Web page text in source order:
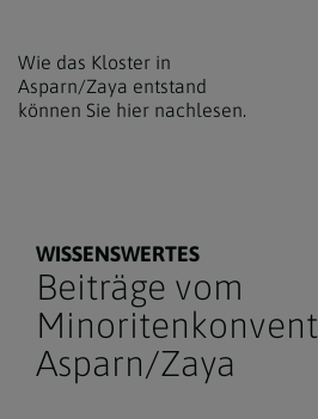
Wie das Kloster in
Asparn/Zaya entstand
können Sie hier nachlesen.
WISSENSWERTES
Beiträge vom
Minoritenkonvent
Asparn/Zaya